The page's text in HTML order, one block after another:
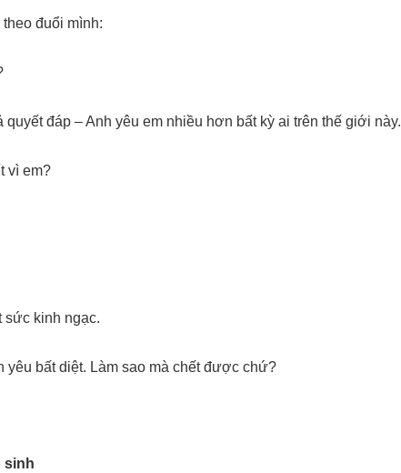
đuổi mình:
quyết đáp – Anh yêu em nhiều hơn bất kỳ ai trên thế giới này.
vì em?
sức kinh ngạc.
yêu bất diệt. Làm sao mà chết được chứ?
sinh